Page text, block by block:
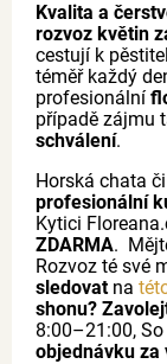
Kvalita a
rozvoz květin
cestují k
téměř každý
profesionální
případě zájmu
schválení.
Horská chata
profesionální
Kytici
ZDARMA.
Rozvoz té své
sledovatna
shonu?
8:00–21:00,
objednávku za